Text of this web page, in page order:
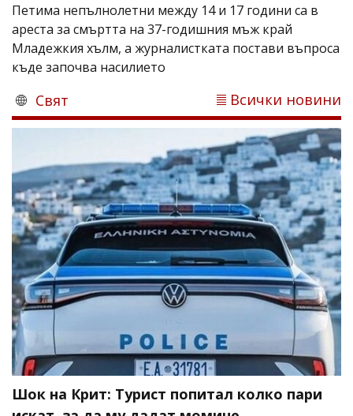
Петима непълнолетни между 14 и 17 години са в
ареста за смъртта на 37-годишния мъж край
Младежкия хълм, а журналистката постави въпроса
къде започва насилието
Свят Всички новини
Шок на Крит: Турист попитал колко пари